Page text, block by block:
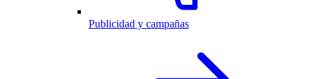
Publicidad y campañas